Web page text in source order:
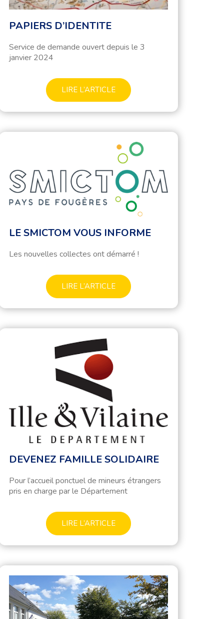
PAPIERS D’IDENTITE
Service de demande ouvert depuis le 3
janvier 2024
LIRE L’ARTICLE
LE SMICTOM VOUS INFORME
Les nouvelles collectes ont démarré !
LIRE L’ARTICLE
DEVENEZ FAMILLE SOLIDAIRE
Pour l’accueil ponctuel de mineurs étrangers
pris en charge par le Département
LIRE L’ARTICLE